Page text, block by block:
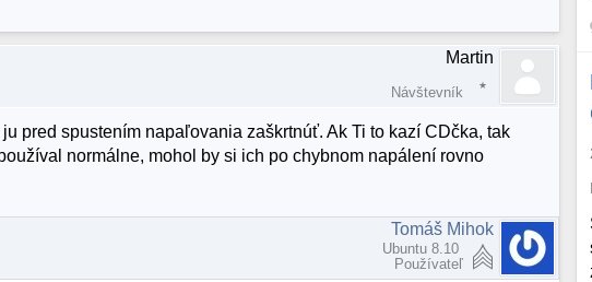
Martin
Návštevník
pred spustením napaľovania zaškrtnúť. Ak Ti to kazí CDčka, tak
normálne, mohol by si ich po chybnom napálení rovno
Tomáš Mihok
Ubuntu 8.10
Používateľ